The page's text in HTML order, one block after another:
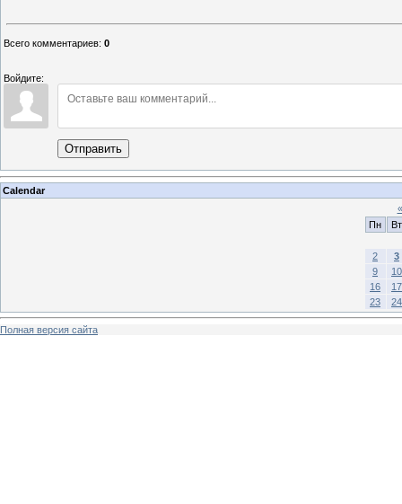
Всего комментариев: 0
Войдите:
Отправить
Calendar
«
Пн
Вт
2
3
9
10
16
17
23
24
Полная версия сайта